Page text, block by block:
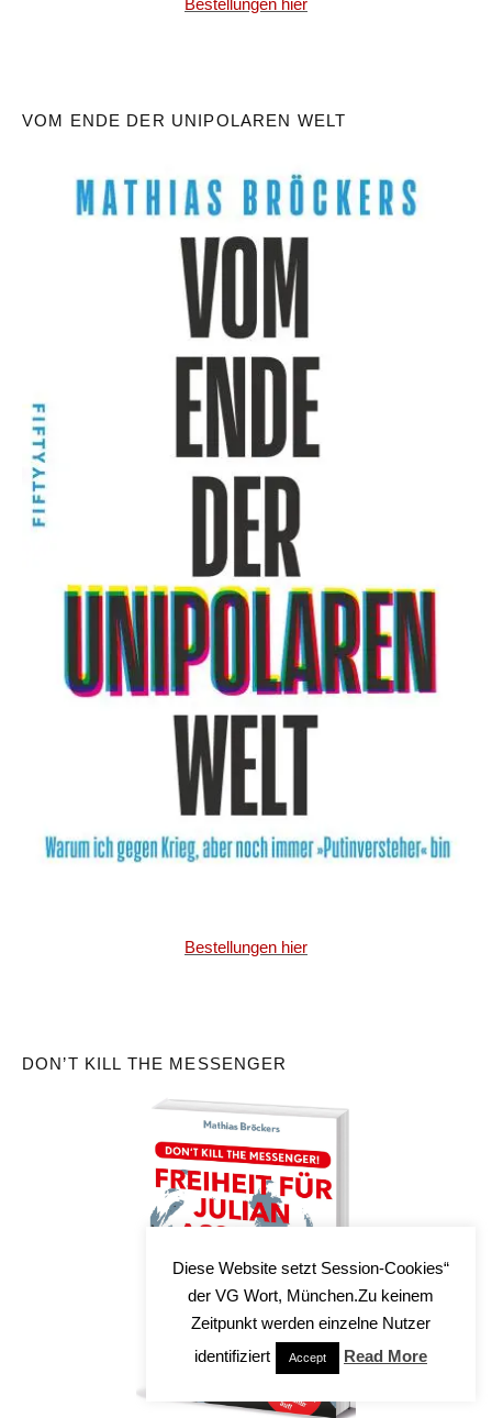
Bestellungen hier
VOM ENDE DER UNIPOLAREN WELT
Bestellungen hier
DON’T KILL THE MESSENGER
Diese Website setzt Session-Cookies“
der VG Wort, München.Zu keinem
Zeitpunkt werden einzelne Nutzer
identifiziert
Accept Read More